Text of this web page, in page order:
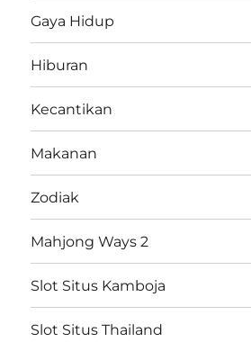
Gaya Hidup
Hiburan
Kecantikan
Makanan
Zodiak
Mahjong Ways 2
Slot Situs Kamboja
Slot Situs Thailand